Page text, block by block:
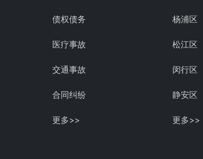
债权债务
医疗事故
交通事故
合同纠纷
更多>>
杨浦区
松江区
闵行区
静安区
更多>>